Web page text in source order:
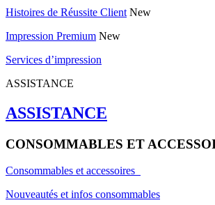
Histoires de Réussite Client New
Impression Premium New
Services d’impression
ASSISTANCE
ASSISTANCE
CONSOMMABLES ET
Consommables et accessoires
Nouveautés et infos consommables